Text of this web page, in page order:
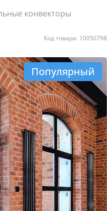
конвекторы
Код товара: 10050798
Популярный